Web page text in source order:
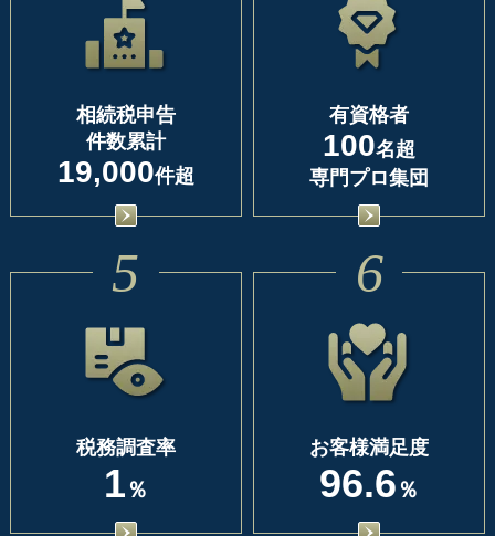
相続税申告
件数累計
19,000件超
有資格者
100名超
専門プロ集団
5
税務調査率
1 ％
6
お客様満足度
96.6 ％